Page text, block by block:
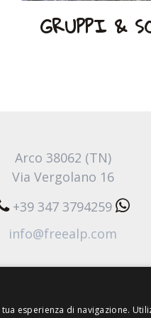
GRUPPI &
Arco 38062 (TN)
Via Vergolano 16
+39 347 3794259
info@freealp.com
esperienza di navigazione.